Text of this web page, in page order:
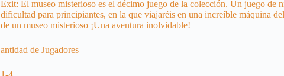
Exit: El museo misterioso es el décimo juego de la colección. Un juego de
dificultad para principiantes, en la que viajaréis en una increíble máquina
de un museo misterioso ¡Una aventura inolvidable!
antidad de Jugadores